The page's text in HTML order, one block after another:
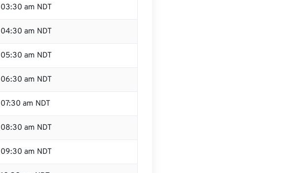
03:30 am NDT
04:30 am NDT
05:30 am NDT
06:30 am NDT
07:30 am NDT
08:30 am NDT
09:30 am NDT